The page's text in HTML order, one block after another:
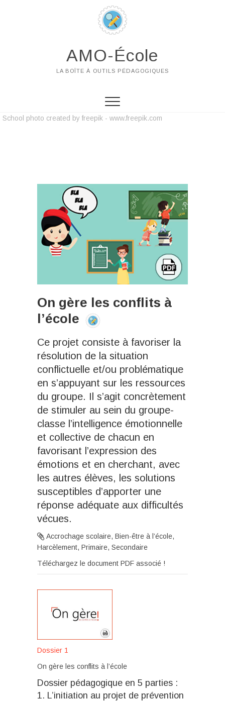
AMO-École
LA BOÎTE À OUTILS PÉDAGOGIQUES
School photo created by freepik - www.freepik.com
On gère les conflits à
l’école
Ce projet consiste à favoriser la
résolution de la situation
conflictuelle et/ou problématique
en s’appuyant sur les ressources
du groupe. Il s’agit concrètement
de stimuler au sein du groupe-
classe l’intelligence émotionnelle
et collective de chacun en
favorisant l’expression des
émotions et en cherchant, avec
les autres élèves, les solutions
susceptibles d’apporter une
réponse adéquate aux difficultés
vécues.
Accrochage scolaire, Bien-être à l’école,
Harcèlement, Primaire, Secondaire
Téléchargez le document PDF associé !
Dossier 1
On gère les conflits à l’école
Dossier pédagogique en 5 parties :
1. L’initiation au projet de prévention